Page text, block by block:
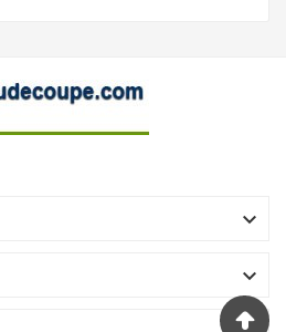

